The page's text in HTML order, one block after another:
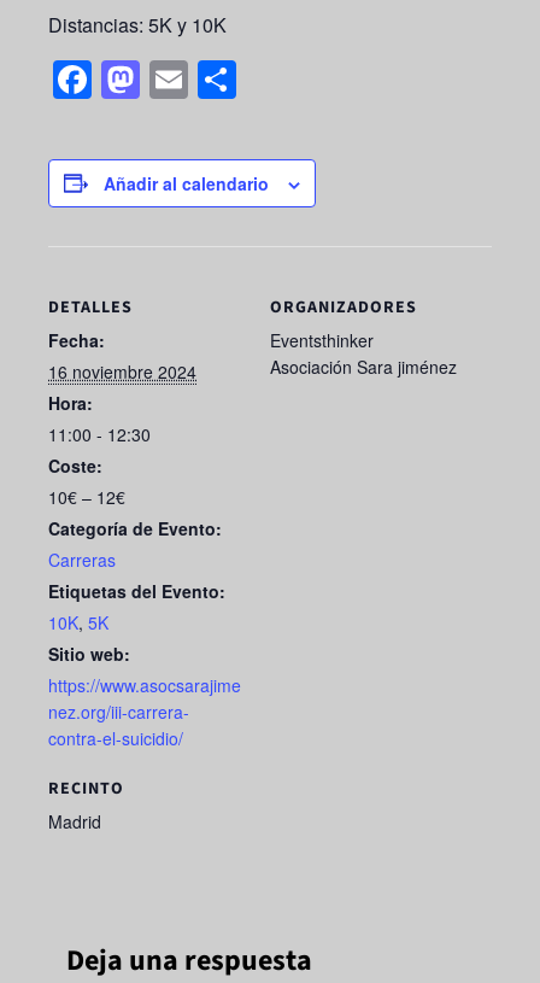
Distancias: 5K y 10K
F
a
c
e
o
k
M
a
st
o
E
m
ailar
e
Añadir al calendario
DETALLES
Fecha:
16 noviembre 2024
Hora:
11:00 - 12:30
Coste:
10€ – 12€
Categoría de Evento:
Carreras
Etiquetas del Evento:
10K, 5K
Sitio web:
https://www.asocsarajime
nez.org/iii-carrera-
contra-el-suicidio/
RECINTO
Madrid
ORGANIZADORES
Eventsthinker
Asociación Sara jiménez
Deja una respuesta